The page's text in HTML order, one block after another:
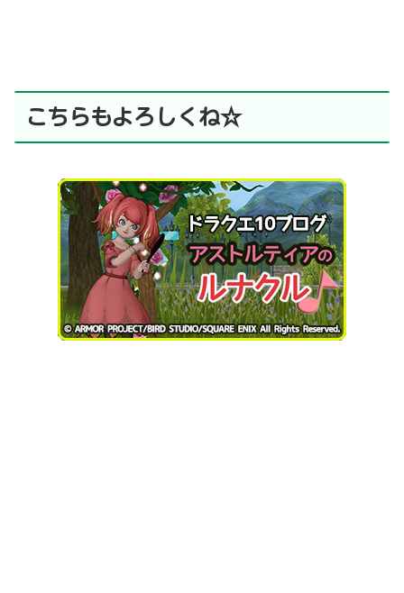
こちらもよろしくね☆